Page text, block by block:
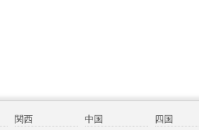
関西
中国
四国